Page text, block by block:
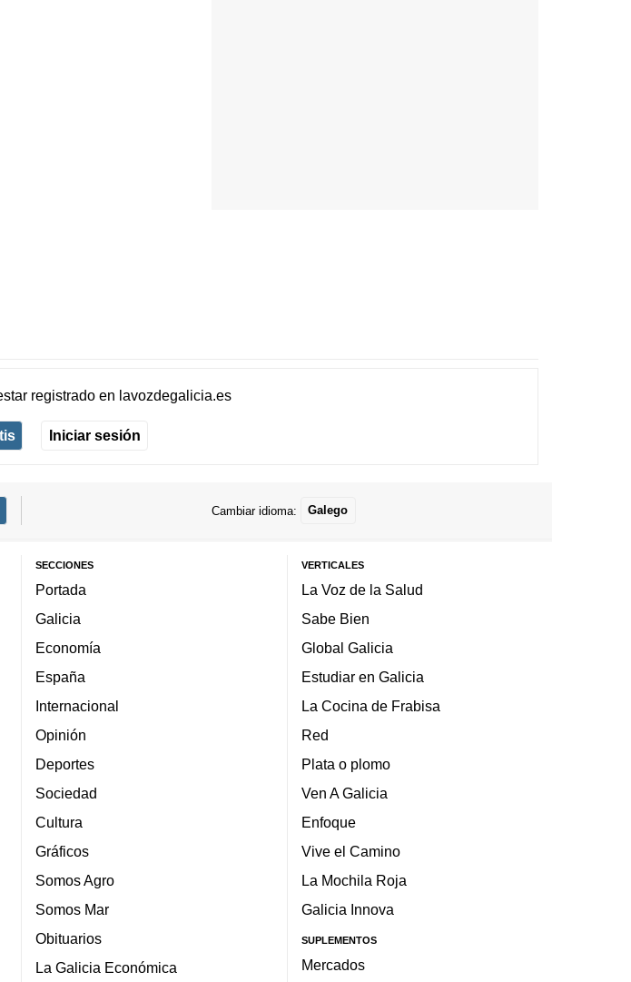
registradoen lavozdegalicia.es
Iniciar sesión
Cambiar idioma: Galego
SECCIONES
Portada
Galicia
Economía
España
Internacional
Opinión
Deportes
Sociedad
Cultura
Gráficos
Somos Agro
Somos Mar
Obituarios
La Galicia Económica
VERTICALES
La Voz de la Salud
Sabe Bien
Global Galicia
Estudiar en Galicia
La Cocina de Frabisa
Red
Plata o plomo
Ven A Galicia
Enfoque
Vive el Camino
La Mochila Roja
Galicia Innova
SUPLEMENTOS
Mercados